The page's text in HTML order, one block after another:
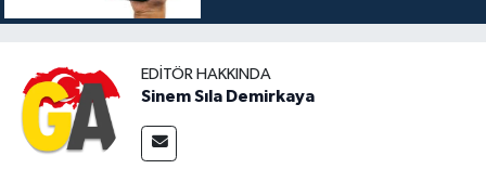
EDITÖR HAKKINDA
Sinem Sıla Demirkaya